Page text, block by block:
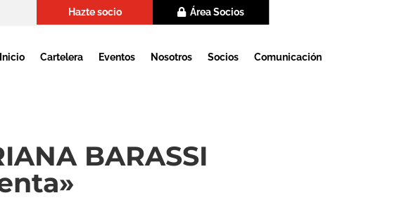
Hazte socio Área Socios
Inicio Cartelera Eventos Nosotros Socios Comunicación
BARASSI